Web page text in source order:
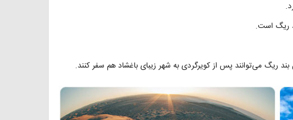
ریگ است.
ریگ می‌توانند پس از کویرگردی به شهر زیبای باغشاد هم سفر کنند.